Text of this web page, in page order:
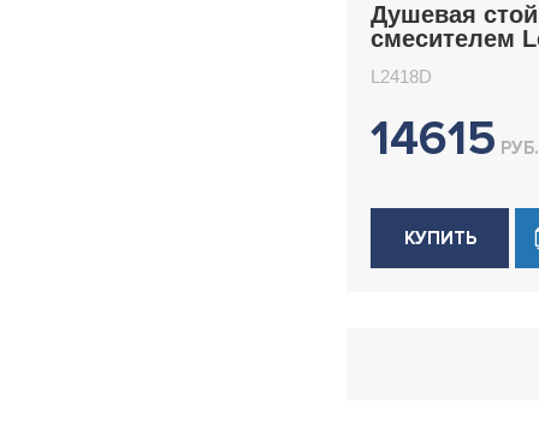
Душевая
смесителем
L2418D
14615 РУБ.
КУПИТЬ